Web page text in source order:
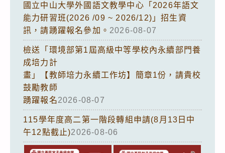
國立中山大學外國語文教學中心「2026年語文
能力研習班(2026 /09 ~ 2026/12)」招生資
訊，請踴躍報名參加。 2026-08-07
檢送「環境部第1屆高級中等學校內永續部門養
成培力計
畫」【教師培力永續工作坊】簡章1份，請貴校
鼓勵教師
踴躍報名2026-08-07
115學年度高二第一階段轉組申請(8月13日中
午12點截止)2026-08-06